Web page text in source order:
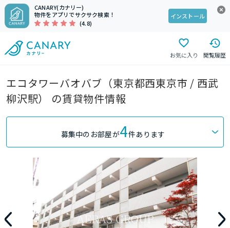
CANARY(カナリー)
物件をアプリでサクサク検索！
(4.8)
インストール
お気に入り 閲覧履歴
エコタワーバオバブ（東京都西東京市 / 西武
柳沢駅） の賃貸物件情報
募集中のお部屋が4件あります